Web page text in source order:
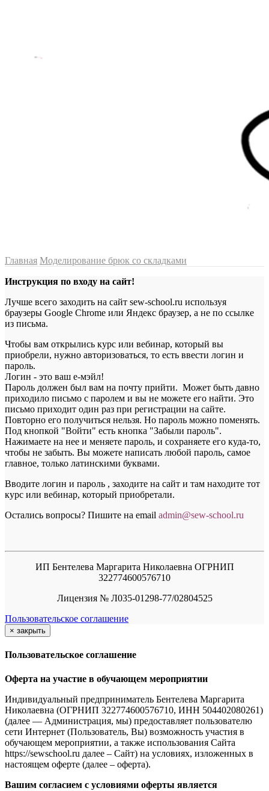
Главная Моделирование брюк со складками
Инструкция по входу на сайт!
Лучше всего заходить на сайт sew-school.ru используя
браузеры Google Chrome или Яндекс браузер, а не по ссылке
из письма.
Чтобы вам открылись курс или вебинар, который вы
приобрели, нужно авторизоваться, то есть ввести логин и
пароль.
Логин - это ваш е-мэйл!
Пароль должен был вам на почту прийти. Может быть давно
приходило письмо с паролем и вы не можете его найти. Это
письмо приходит один раз при регистрации на сайте.
Повторно его получиться нельзя. Но пароль можно поменять.
Под кнопкой "Войти" есть кнопка "Забыли пароль".
Нажимаете на нее и меняете пароль, и сохраняете его куда-то,
чтобы не забыть. Вы можете написать любой пароль, самое
главное, только латинскими буквами.
Вводите логин и пароль , заходите на сайт и там находите тот
курс или вебинар, который приобретали.
Остались вопросы? Пишите на email admin@sew-school.ru
ИП Бентелева Маргарита Николаевна ОГРНИП
322774600576710
Лицензия № Л035-01298-77/02804525
Пользовательское соглашение
× закрыть
Пользовательское соглашение
Оферта на участие в обучающем мероприятии
Индивидуальный предприниматель Бентелева Маргарита
Николаевна (ОГРНИП 322774600576710, ИНН 504402080261)
(далее — Администрация, мы) предоставляет пользователю
сети Интернет (Пользователь, Вы) возможность участия в
обучающем мероприятии, а также использования Сайта
https://sewschool.ru далее – Сайт) на условиях, изложенных в
настоящем оферте (далее – оферта).
Вашим согласием с условиями оферты является